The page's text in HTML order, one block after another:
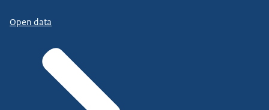
Open data